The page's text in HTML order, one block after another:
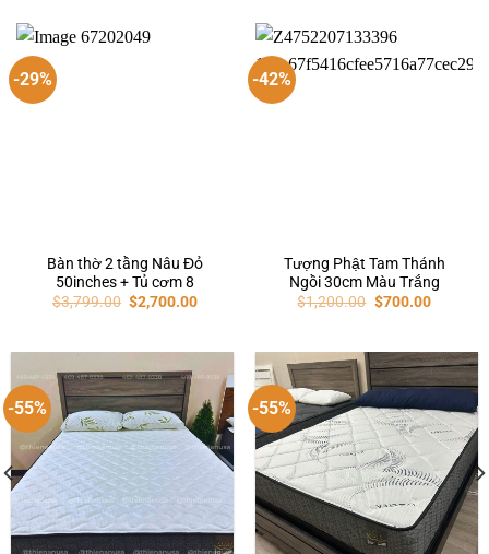
-29%
Bàn thờ 2 tầng Nâu Đỏ
50inches + Tủ cơm 8
$3,799.00 $2,700.00
-42%
Tượng Phật Tam Thánh
Ngồi 30cm Màu Trắng
$1,200.00 $700.00
-55% -55%